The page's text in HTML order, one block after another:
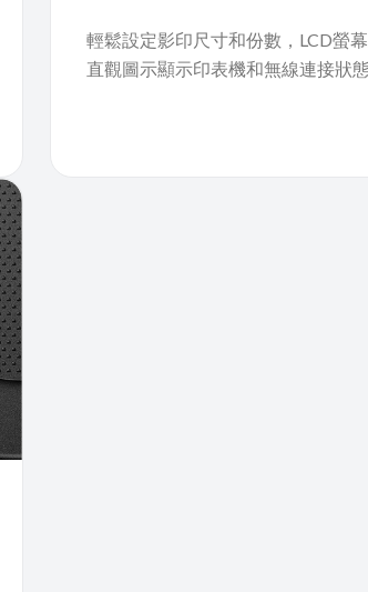
輕鬆設定影印尺寸和份數，LCD螢
直觀圖示顯示印表機和無線連接狀態